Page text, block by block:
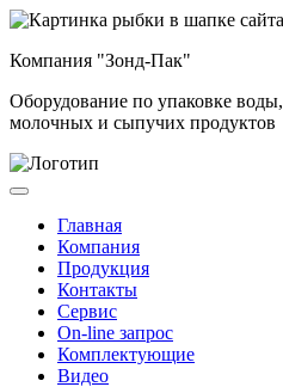
Компания "Зонд-Пак"
Оборудование по упаковке воды,
молочных и сыпучих продуктов
Главная
Компания
Продукция
Контакты
Сервис
On-line запрос
Комплектующие
Видео